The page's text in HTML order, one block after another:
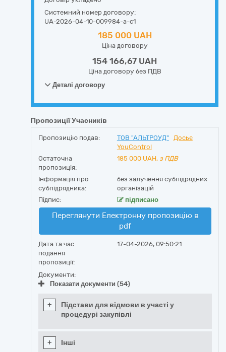
Системний номер договору:
UA-2026-04-10-009984-a-c1
185 000 UAH
Ціна договору
154 166,67 UAH
Ціна договору без ПДВ
Деталі договору
Пропозиції Учасників
Пропозицію подав: ТОВ "АЛЬТРОУД"
Досьє
YouControl
Остаточна
пропозиція:
185 000 UAH, з ПДВ
Інформація про
субпідрядника:
без залучення субпідрядних
організацій
Підпис:
підписано
Переглянути Електронну пропозицію в
pdf
Дата та час
подання
пропозиції:
17-04-2026, 09:50:21
Документи:
Показати документи (54)
+
Підстави для відмови в участі у
процедурі закупівлі
+ Інші